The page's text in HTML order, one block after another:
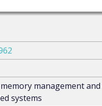
management
systems